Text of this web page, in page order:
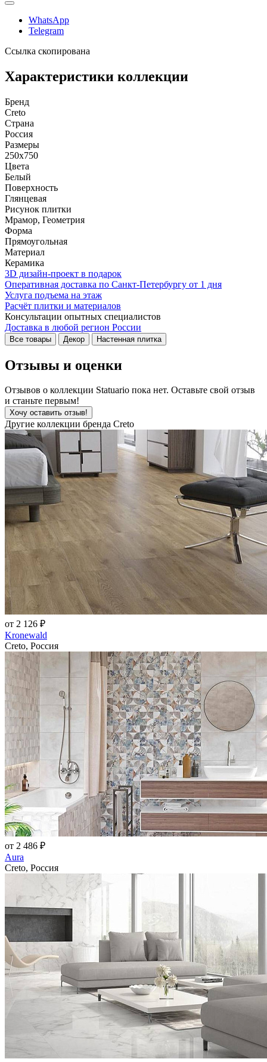
WhatsApp
Telegram
Ссылка скопирована
Характеристики коллекции
Бренд
Creto
Страна
Россия
Размеры
250x750
Цвета
Белый
Поверхность
Глянцевая
Рисунок плитки
Мрамор, Геометрия
Форма
Прямоугольная
Материал
Керамика
3D дизайн-проект в подарок
Оперативная доставка по Санкт-Петербургу от 1 дня
Услуга подъема на этаж
Расчёт плитки и материалов
Консультации опытных специалистов
Доставка в любой регион России
Все товары Декор Настенная плитка
Отзывы и оценки
Отзывов о коллекции Statuario пока нет. Оставьте свой отзыв
и станьте первым!
Хочу оставить отзыв!
Другие коллекции бренда Creto
от 2 126 ₽
Kronewald
Creto, Россия
от 2 486 ₽
Aura
Creto, Россия